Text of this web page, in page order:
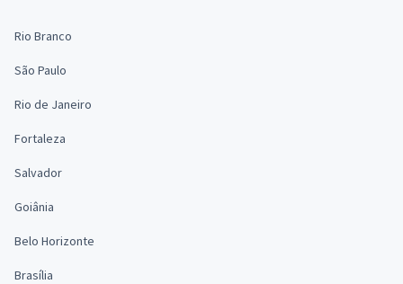
Rio Branco
São Paulo
Rio de Janeiro
Fortaleza
Salvador
Goiânia
Belo Horizonte
Brasília